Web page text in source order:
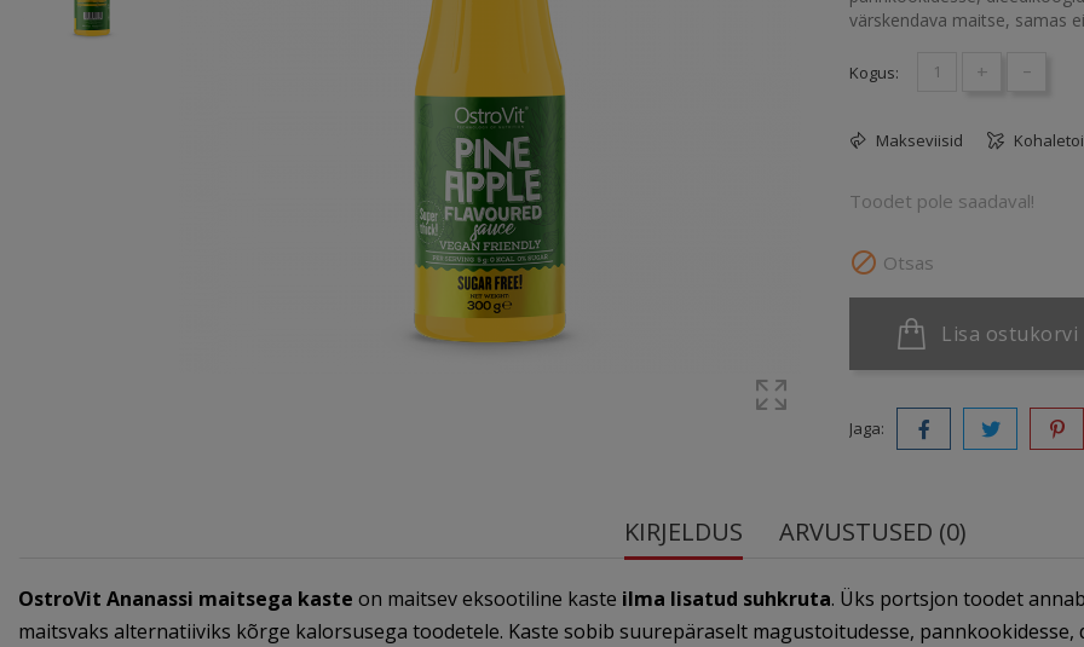
värskendava maitse, samas
Kogus: + -
Makseviisid
Toodet pole saadaval!
 Otsas
Lisa ostukorvi
Jaga:
KIRJELDUS ARVUSTUSED (0)
OstroVit Ananassi maitsega kaste on maitsev eksootiline kaste ilma lisatud suhkruta. Üks portsjon toodet
maitsvaks alternatiiviks kõrge kalorsusega toodetele. Kaste sobib suurepäraselt magustoitudesse,